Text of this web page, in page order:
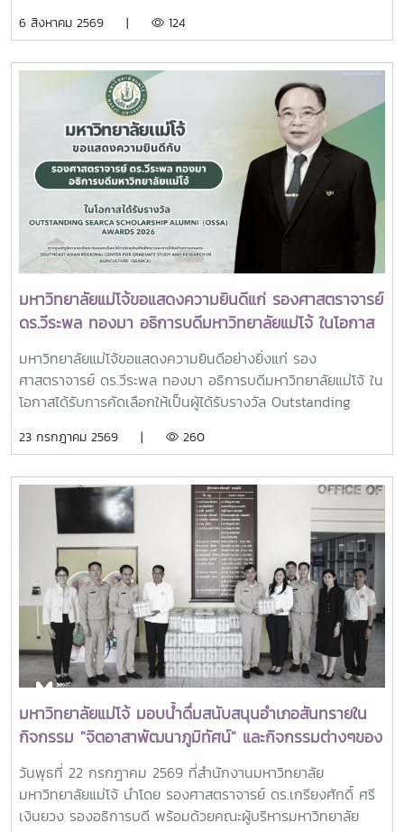
แลกเปลี่ยนประสบการณ์ด้าน Reinventing University ผ่าน
ผู้นำเครือข่ายอุดมศึกษา การนำเสนอกรณีศึกษาการประยุกต์ใช้
AI และนวัตกรรมจากภาคเอกชน รวมถึงกิจกรรม Forum-to-
Action เพื่อร่วมกำหนดข้อเสนอเชิงนโยบายและแผนปฏิบัติการใน
การขับเคลื่อนมหาวิทยาลัยไทยในอนาคตการเข้าร่วมประชุมในครั้ง
นี้มหาวิทยาลัยแม่โจ้ติดตามทิศทางการเปลี่ยนแปลงของการ
อุดมศึกษาไทย พร้อมแลกเปลี่ยนองค์ความรู้และสร้างความร่วม
มือกับเครือข่ายสถาบันอุดมศึกษาทั่วประเทศ เพื่อร่วมกันพัฒนา
มหาวิทยาลัยไทยให้ก้าวทันการเปลี่ยนแปลงของโลกยุคดิจิทัล และ
ยกระดับศักยภาพด้านการศึกษา วิจัย และนวัตกรรมอย่างยั่งยืน
บุคลากร รวมจำนวน 25 คน เป็นเจ้าภาพพระพิธีธรรมสวดพระ
พระบรมราชชนนีพันปีหลวง ณ พระที่นั่งดุสิตมหาปราสาท
พระบรมมหาราชวัง และเข้ากราบถวายบังคมพระศพสมเด็จ
พระเจ้าลูกเธอ เจ้าฟ้าพัชรกิติยาภา นเรนทิราเทพยวดี กรมหลวง
ราชสาริณีสิริพัชร มหาวัชรราชธิดา ณ พระที่นั่งพิมานรัตยา
พระบรมมหาราชวังการเข้าร่วมพิธีในครั้งนี้ นับเป็นพระ
มหากรุณาธิคุณล้นเกล้าล้นกระหม่อมแก่คณะผู้บริหาร
มหาวิทยาลัย สมาคมศิษย์เก่า และบุคลากร มหาวิทยาลัยแม่โจ้ที่ได้
ร่วมแสดงความจงรักภักดี ถวายความอาลัยและน้อมรำลึกในพระ
มหากรุณาธิคุณอย่างหาที่สุดมิได้
6 สิงหาคม 2569 | 124
มหาวิทยาลัยแม่โจ้ขอแสดงความยินดีแก่ รองศาสตราจารย์
ดร.วีระพล ทองมา อธิการบดีมหาวิทยาลัยแม่โจ้ ในโอกาส
ได้รับรางวัล Outstanding SEARCA Scholarship
Alumni (OSSA) Awards 2026
มหาวิทยาลัยแม่โจ้ขอแสดงความยินดีอย่างยิ่งแก่ รอง
ศาสตราจารย์ ดร.วีระพล ทองมา อธิการบดีมหาวิทยาลัยแม่โจ้ ใน
โอกาสได้รับการคัดเลือกให้เป็นผู้ได้รับรางวัล Outstanding
ศูนย์ภูมิภาคเอเชียตะวันออกเฉียงใต้ว่าด้วยบัณฑิตศึกษาและการ
for Graduate Study and Research in Agriculture
(SEARCA) นับเป็นรางวัลเกียรติยศระดับภูมิภาคที่มอบแก่ศิษย์
เก่าทุน SEARCA ผู้มีความสำเร็จโดดเด่นทางวิชาชีพ มีภาวะผู้นำ
และสร้างคุณูปการสำคัญต่อการพัฒนาการเกษตร ชนบท ชุมชน
และสังคมอย่างยั่งยืนรางวัล Outstanding SEARCA
Scholarship Alumni (OSSA) จัดตั้งขึ้นเพื่อเชิดชูเกียรติศิษย์
เก่าผู้ได้รับทุนการศึกษาระดับบัณฑิตศึกษาจาก SEARCA ซึ่งได้
นำองค์ความรู้ ประสบการณ์ และศักยภาพที่ได้รับจากการศึกษา
ไปสร้างคุณประโยชน์ต่อองค์กร ชุมชน ประเทศ และภูมิภาคเอเชีย
ตะวันออกเฉียงใต้ ตลอดจนเป็นแบบอย่างที่สะท้อนค่านิยมและ
ปรัชญาของ SEARCA ผ่านความสำเร็จในวิชาชีพ การบริการ
สาธารณะ และการอุทิศตนเพื่อส่วนรวมในปี 2026 การพิจารณา
รางวัลครอบคลุมผลงานสำคัญ 4 ด้าน ได้แก่ การสอน
(Teaching) การวิจัย (Research) การบริการสาธารณะและการ
พัฒนาชุมชน (Public Service and Community
Development) และธุรกิจการเกษตรและการเป็นผู้ประกอบการ
23 กรกฎาคม 2569 | 260
มหาวิทยาลัยแม่โจ้ มอบน้ำดื่มสนับสนุนอำเภอสันทรายใน
กิจกรรม "จิตอาสาพัฒนาภูมิทัศน์" และกิจกรรมต่างๆของ
อำเภอสันทราย
วันพุธที่ 22 กรกฎาคม 2569 ที่สำนักงานมหาวิทยาลัย
มหาวิทยาลัยแม่โจ้ นำโดย รองศาสตราจารย์ ดร.เกรียงศักดิ์ ศรี
เงินยวง รองอธิการบดี พร้อมด้วยคณะผู้บริหารมหาวิทยาลัย